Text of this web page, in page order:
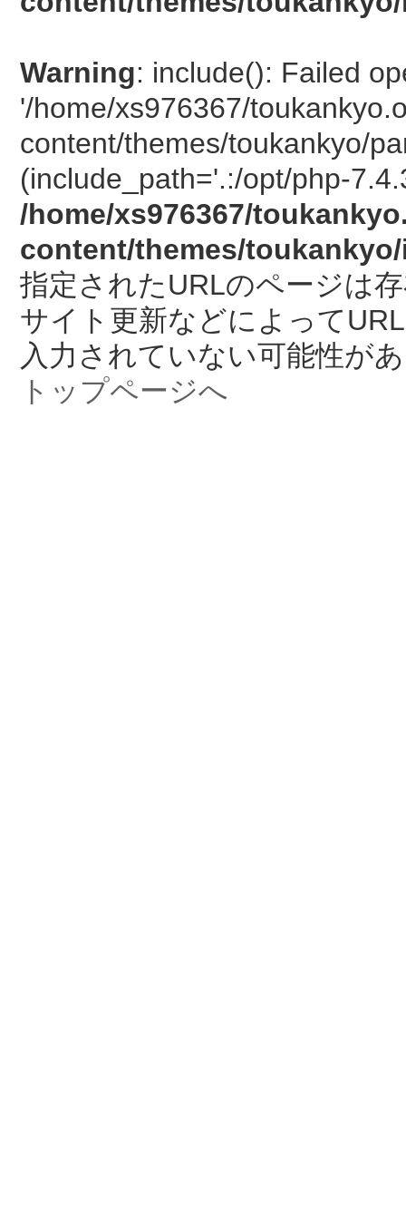
Warning: include(): Failed
'/home/xs976367/
content/themes/toukankyo/
(include_path='.:/opt/php-
/home/xs976367/
content/themes/
指定されたURLのページは
サイト更新などによって
入力されていない可能性が
トップページへ